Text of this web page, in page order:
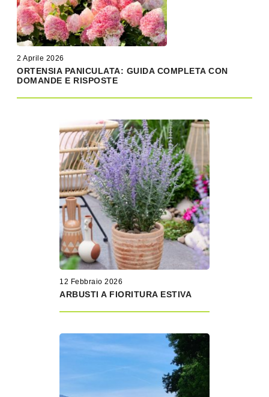
2 Aprile 2026
ORTENSIA PANICULATA: GUIDA COMPLETA CON
DOMANDE E RISPOSTE
12 Febbraio 2026
ARBUSTI A FIORITURA ESTIVA